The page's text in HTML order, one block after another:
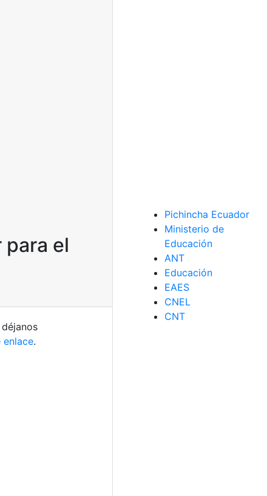
el
enlace.
Pichincha Ecuador
Ministerio de
Educación
ANT
Educación
EAES
CNEL
CNT